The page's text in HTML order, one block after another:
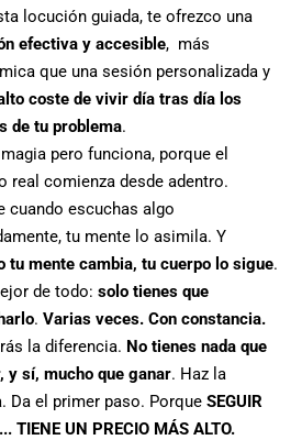
locución guiada, te ofrezco una
efectiva y accesible, más
que una sesión personalizada y
coste de vivir día tras día los
de tu problema.
pero funciona, porque el
real comienza desde adentro.
cuando escuchas algo
tu mente lo asimila. Y
tu mente cambia, tu cuerpo lo sigue.
de todo:solo tienes que
.Varias veces. Con constancia.
la diferencia. No tienes nada que
y sí, mucho que ganar. Haz la
Da el primer paso. PorqueSEGUIR
TIENE UN PRECIO MÁS ALTO.